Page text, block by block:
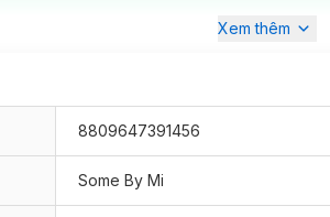
Xem thêm
8809647391456
Some By Mi